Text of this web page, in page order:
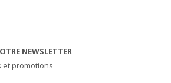
NEWSLETTER
et promotions